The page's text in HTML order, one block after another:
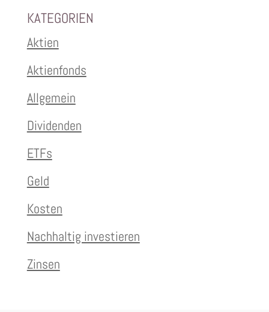
KATEGORIEN
Aktien
Aktienfonds
Allgemein
Dividenden
ETFs
Geld
Kosten
Nachhaltig investieren
Zinsen